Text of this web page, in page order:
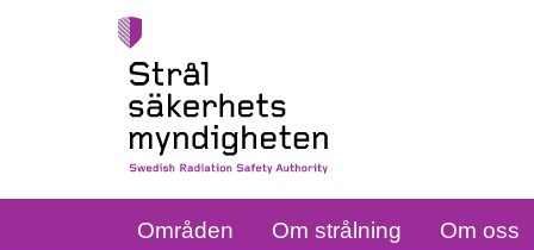
Områden Om strålning Om oss